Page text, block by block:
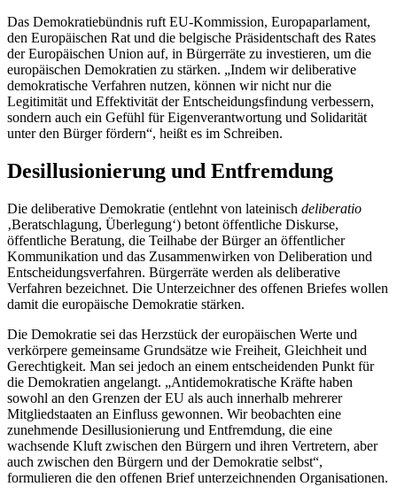
Das Demokratiebündnis ruft EU-Kommission, Europaparlament,
den Europäischen Rat und die belgische Präsidentschaft des Rates
der Europäischen Union auf, in Bürgerräte zu investieren, um die
europäischen Demokratien zu stärken. „Indem wir deliberative
demokratische Verfahren nutzen, können wir nicht nur die
Legitimität und Effektivität der Entscheidungsfindung verbessern,
sondern auch ein Gefühl für Eigenverantwortung und Solidarität
unter den Bürger fördern“, heißt es im Schreiben.
Desillusionierung und Entfremdung
Die deliberative Demokratie (entlehnt von lateinisch deliberatio
‚Beratschlagung, Überlegung‘) betont öffentliche Diskurse,
öffentliche Beratung, die Teilhabe der Bürger an öffentlicher
Kommunikation und das Zusammenwirken von Deliberation und
Entscheidungsverfahren. Bürgerräte werden als deliberative
Verfahren bezeichnet. Die Unterzeichner des offenen Briefes wollen
damit die europäische Demokratie stärken.
Die Demokratie sei das Herzstück der europäischen Werte und
verkörpere gemeinsame Grundsätze wie Freiheit, Gleichheit und
Gerechtigkeit. Man sei jedoch an einem entscheidenden Punkt für
die Demokratien angelangt. „Antidemokratische Kräfte haben
sowohl an den Grenzen der EU als auch innerhalb mehrerer
Mitgliedstaaten an Einfluss gewonnen. Wir beobachten eine
zunehmende Desillusionierung und Entfremdung, die eine
wachsende Kluft zwischen den Bürgern und ihren Vertretern, aber
auch zwischen den Bürgern und der Demokratie selbst“,
formulieren die den offenen Brief unterzeichnenden Organisationen.